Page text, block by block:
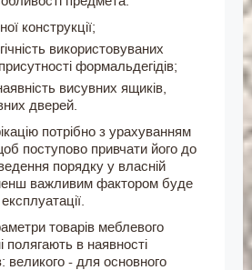
конструкції;
використовуваних
формальдегідів;
висувних ящиків,
дверей.
потрібно з урахуванням
поступово привчати його до
порядку у власній
важливим фактором буде
товарів меблевого
полягають в наявності
великого - для основного